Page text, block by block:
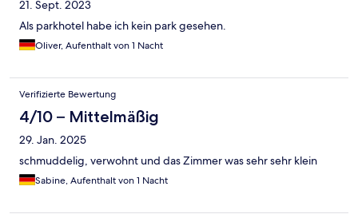
21. Sept. 2023
Als parkhotel habe ich kein park gesehen.
Oliver, Aufenthalt von 1 Nacht
Verifizierte Bewertung
4/10 – Mittelmäßig
29. Jan. 2025
schmuddelig, verwohnt und das Zimmer was sehr sehr klein
Sabine, Aufenthalt von 1 Nacht